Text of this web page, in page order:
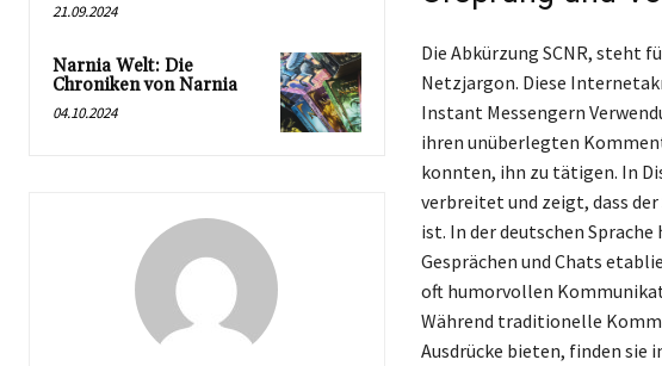
21.09.2024
Narnia Welt: Die
Chroniken von Narnia
04.10.2024
Die Abkürzung SCNR, steht
Netzjargon. Diese
Instant Messengern
ihren unüberlegten
konnten, ihn zu tätigen. In
verbreitet und zeigt, dass
ist. In der deutschen
Gesprächen und Chats
oft humorvollen
Während traditionelle
Ausdrücke bieten, finden